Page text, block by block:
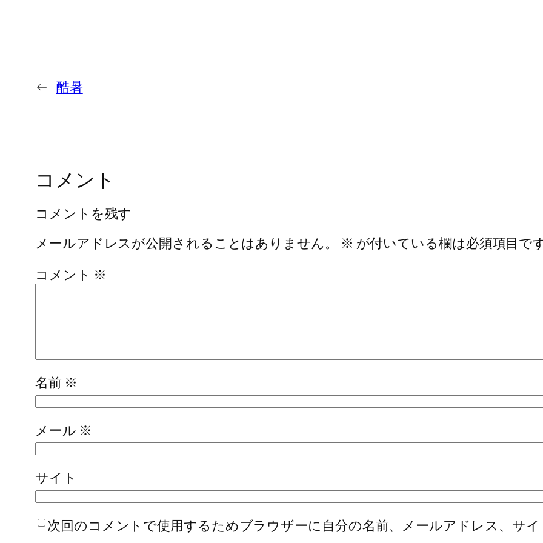
← 酷暑
コメント
コメントを残す
メールアドレスが公開されることはありません。
※ が付いている欄は必須項目で
コメント ※
名前 ※
メール ※
サイト
次回のコメントで使用するためブラウザーに自分の名前、メールアドレス、サイ